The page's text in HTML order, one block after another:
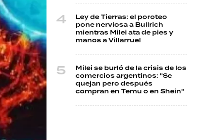
Ley de Tierras: el poroteo
pone nerviosa a Bullrich
mientras Milei ata de pies y
manos a Villarruel
Milei se burló de la crisis de los
comercios argentinos: "Se
quejan pero después
compran en Temu o en Shein"